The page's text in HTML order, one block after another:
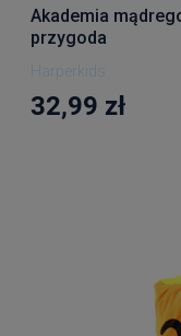
Akademia
przygoda
Harperkids
32,99 zł